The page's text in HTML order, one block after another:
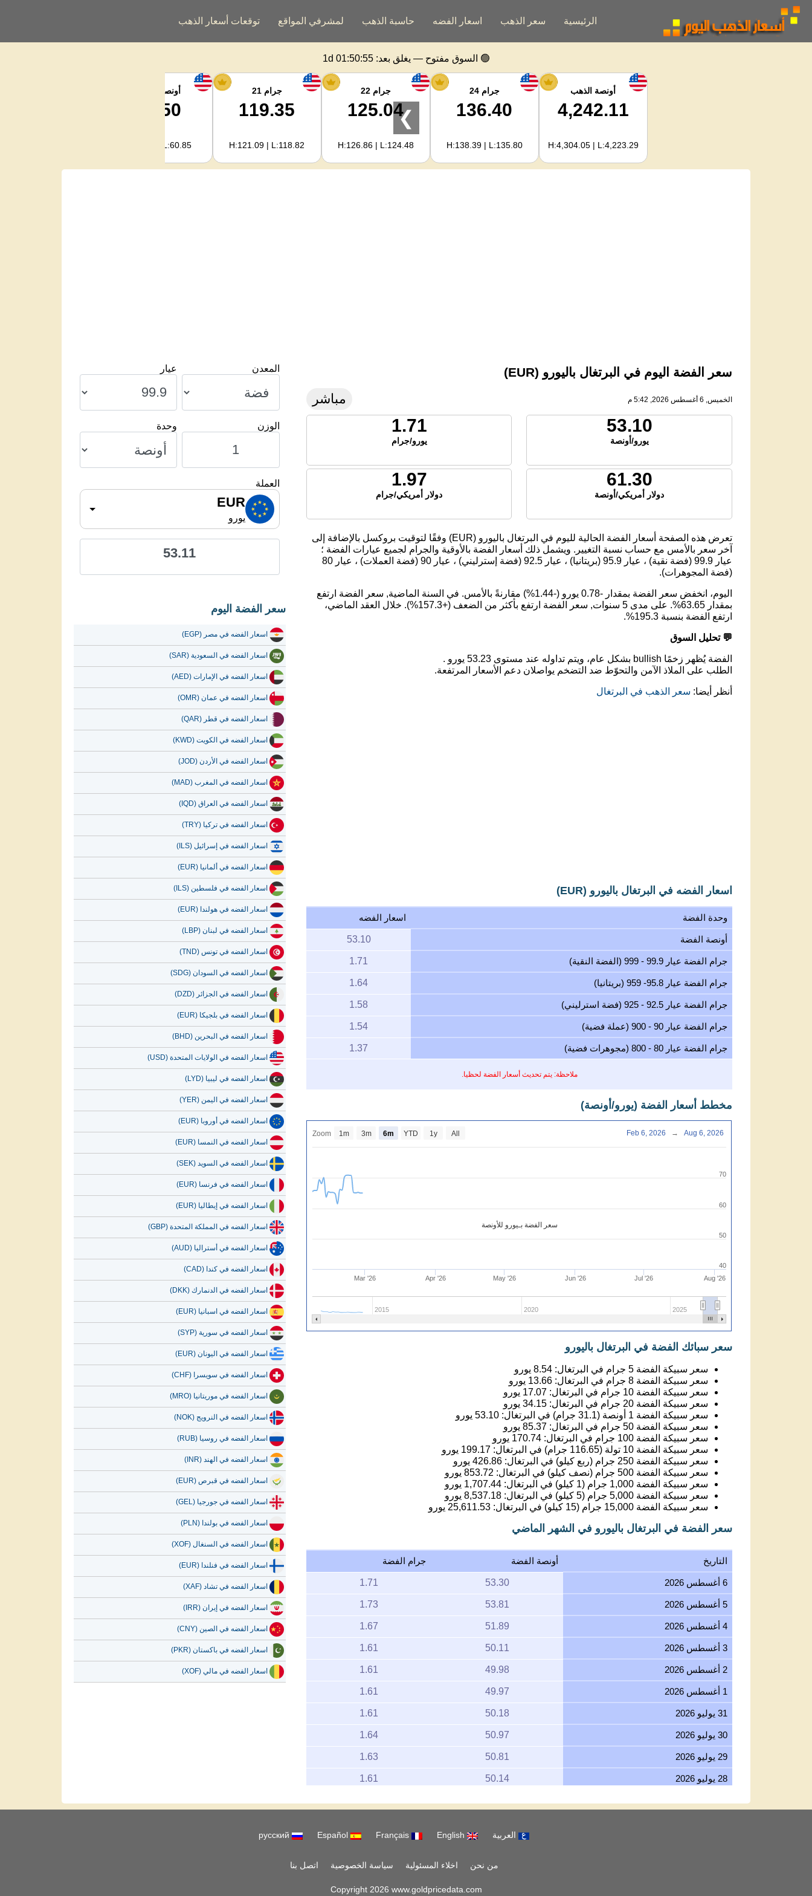
الرئيسية سعر الذهب اسعار الفضه حاسبة الذهب لمشرفي المواقع توقعات أسعار الذهب
🟢 السوق مفتوح — يغلق بعد: 1d 01:50:55
أونصة الذهب
4,242.11
H:4,304.05 | L:4,223.29
جرام 24
136.40
H:138.39 | L:135.80
جرام 22
125.04
H:126.86 | L:124.48
جرام 21
119.35
H:121.09 | L:118.82
أونصة الفضة
61.50
H:62.89 | L:60.85
❯
سعر الفضة اليوم في البرتغال باليورو (EUR)
الخميس, 6 أغسطس 2026, 5:42 م مباشر
53.10
يورو/أونصة
1.71
يورو/جرام
61.30
دولار أمريكي/أونصة
1.97
دولار أمريكي/جرام
تعرض هذه الصفحة أسعار الفضة الحالية لليوم في البرتغال باليورو (EUR) وفقًا لتوقيت بروكسل بالإضافة إلى
آخر سعر بالأمس مع حساب نسبة التغيير. ويشمل ذلك أسعار الفضة بالأوقية والجرام لجميع عيارات الفضة ؛
عيار 99.9 (فضة نقية) ، عيار 95.9 (بريتانيا) ، عيار 92.5 (فضة إسترليني) ، عيار 90 (فضة العملات) ، عيار 80
(فضة المجوهرات).
اليوم، انخفض سعر الفضة بمقدار -0.78 يورو (-1.44%) مقارنةً بالأمس. في السنة الماضية, سعر الفضة ارتفع
بمقدار 63.65%. على مدى 5 سنوات, سعر الفضة ارتفع بأكثر من الضعف (+157.3%). خلال العقد الماضي،
ارتفع الفضة بنسبة 195.3%.
💬 تحليل السوق
الفضة يُظهر زخمًا bullish بشكل عام، ويتم تداوله عند مستوى 53.23 يورو .
الطلب على الملاذ الآمن والتحوّط ضد التضخم يواصلان دعم الأسعار المرتفعة.
أنظر أيضا: سعر الذهب في البرتغال
اسعار الفضه في البرتغال باليورو (EUR)
وحدة الفضة اسعار الفضه
ملاحظة: يتم تحديث أسعار الفضة لحظيا.
أونصة الفضة 53.10
جرام الفضة عيار 99.9 - 999 (الفضة النقية) 1.71
جرام الفضة عيار 95.8- 959 (بريتانيا) 1.64
جرام الفضة عيار 92.5 - 925 (فضة استرليني) 1.58
جرام الفضة عيار 90 - 900 (عملة فضية) 1.54
جرام الفضة عيار 80 - 800 (مجوهرات فضية) 1.37
مخطط أسعار الفضة (يورو/أونصة)
سعر الفضة بـيورو للأونصة
Mar '26 Apr '26 May '26 Jun '26 Jul '26 Aug '26
2015 2020 2025
50
60
70
40
Zoom 1m 3m 6m YTD 1y All Feb 6, 2026 → Aug 6, 2026
سعر سبائك الفضة في البرتغال باليورو
سعر سبيكة الفضة 5 جرام في البرتغال: 8.54 يورو
سعر سبيكة الفضة 8 جرام في البرتغال:
13.66 يورو
سعر سبيكة الفضة 10 جرام في البرتغال:
17.07 يورو
سعر سبيكة الفضة 20 جرام في البرتغال:
34.15 يورو
سعر سبيكة الفضة 1 أونصة (31.1 جرام) في البرتغال:
53.10 يورو
سعر سبيكة الفضة 50 جرام في البرتغال:
85.37 يورو
سعر سبيكة الفضة 100 جرام في البرتغال:
170.74 يورو
سعر سبيكة الفضة 10 تولة (116.65 جرام) في البرتغال:
199.17 يورو
سعر سبيكة الفضة 250 جرام (ربع كيلو) في البرتغال:
426.86 يورو
سعر سبيكة الفضة 500 جرام (نصف كيلو) في البرتغال:
853.72 يورو
سعر سبيكة الفضة 1,000 جرام (1 كيلو) في البرتغال:
1,707.44 يورو
سعر سبيكة الفضة 5,000 جرام (5 كيلو) في البرتغال:
8,537.18 يورو
سعر سبيكة الفضة 15,000 جرام (15 كيلو) في البرتغال:
25,611.53 يورو
سعر الفضة في البرتغال باليورو في الشهر الماضي
التاريخ أونصة الفضة جرام الفضة
6 أغسطس 2026 53.30
1.71
5 أغسطس 2026 53.81
1.73
4 أغسطس 2026 51.89
1.67
3 أغسطس 2026 50.11
1.61
2 أغسطس 2026 49.98
1.61
1 أغسطس 2026 49.97
1.61
31 يوليو 2026 50.18
1.61
30 يوليو 2026 50.97
1.64
29 يوليو 2026 50.81
1.63
28 يوليو 2026 50.14
1.61
51.13
51.49
1.66
1.63
المعدن عيار
الوزن وحدة
العملة
EUR
يورو
53.11
سعر الفضة اليوم
اسعار الفضه في مصر (EGP)
اسعار الفضه في السعودية (SAR)
اسعار الفضه في الإمارات (AED)
اسعار الفضه في عمان (OMR)
اسعار الفضه في قطر (QAR)
اسعار الفضه في الكويت (KWD)
اسعار الفضه في الأردن (JOD)
اسعار الفضه في المغرب (MAD)
اسعار الفضه في العراق (IQD)
اسعار الفضه في تركيا (TRY)
اسعار الفضه في إسرائيل (ILS)
اسعار الفضه في ألمانيا (EUR)
اسعار الفضه في فلسطين (ILS)
اسعار الفضه في هولندا (EUR)
اسعار الفضه في لبنان (LBP)
اسعار الفضه في تونس (TND)
اسعار الفضه في السودان (SDG)
اسعار الفضه في الجزائر (DZD)
اسعار الفضه في بلجيكا (EUR)
اسعار الفضه في البحرين (BHD)
اسعار الفضه في الولايات المتحدة (USD)
اسعار الفضه في ليبيا (LYD)
اسعار الفضه في اليمن (YER)
اسعار الفضه في أوروبا (EUR)
اسعار الفضه في النمسا (EUR)
اسعار الفضه في السويد (SEK)
اسعار الفضه في فرنسا (EUR)
اسعار الفضه في إيطاليا (EUR)
اسعار الفضه في المملكة المتحدة (GBP)
اسعار الفضه في أستراليا (AUD)
اسعار الفضه في كندا (CAD)
اسعار الفضه في الدنمارك (DKK)
اسعار الفضه في اسبانيا (EUR)
اسعار الفضه في سورية (SYP)
اسعار الفضه في اليونان (EUR)
اسعار الفضه في سويسرا (CHF)
اسعار الفضه في موريتانيا (MRO)
اسعار الفضه في النرويج (NOK)
اسعار الفضه في روسيا (RUB)
اسعار الفضه في الهند (INR)
اسعار الفضه في قبرص (EUR)
اسعار الفضه في جورجيا (GEL)
اسعار الفضه في بولندا (PLN)
اسعار الفضه في السنغال (XOF)
اسعار الفضه في فنلندا (EUR)
اسعار الفضه في تشاد (XAF)
اسعار الفضه في إيران (IRR)
اسعار الفضه في الصين (CNY)
اسعار الفضه في باكستان (PKR)
اسعار الفضه في مالي (XOF)
العربية
من نحن اخلاء المسئولية سياسة الخصوصية اتصل بنا
Copyright 2026 www.goldpricedata.com